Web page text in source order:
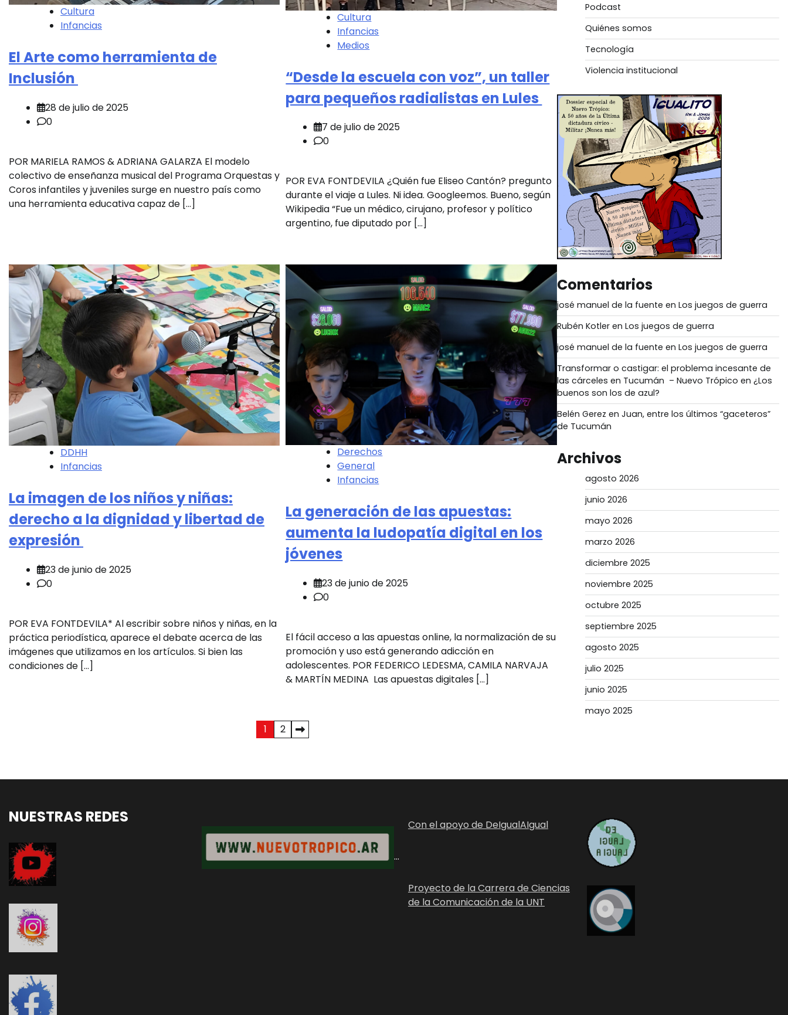
Cultura
Infancias
El Arte como herramienta de
Inclusión
28 de julio de 2025
0
POR MARIELA RAMOS & ADRIANA GALARZA El modelo
colectivo de enseñanza musical del Programa Orquestas y
Coros infantiles y juveniles surge en nuestro país como
una herramienta educativa capaz de […]
Cultura
Infancias
Medios
“Desde la escuela con voz”, un taller
para pequeños radialistas en Lules
7 de julio de 2025
0
POR EVA FONTDEVILA ¿Quién fue Eliseo Cantón? pregunto
durante el viaje a Lules. Ni idea. Googleemos. Bueno, según
Wikipedia “Fue un médico, cirujano, profesor y político
argentino, fue diputado por […]
DDHH
Infancias
La imagen de los niños y niñas:
derecho a la dignidad y libertad de
expresión
23 de junio de 2025
0
POR EVA FONTDEVILA* Al escribir sobre niños y niñas, en la
práctica periodística, aparece el debate acerca de las
imágenes que utilizamos en los artículos. Si bien las
condiciones de […]
Derechos
General
Infancias
La generación de las apuestas:
aumenta la ludopatía digital en los
jóvenes
23 de junio de 2025
0
El fácil acceso a las apuestas online, la normalización de su
promoción y uso está generando adicción en
adolescentes. POR FEDERICO LEDESMA, CAMILA NARVAJA
& MARTÍN MEDINA Las apuestas digitales […]
1 2
Podcast
Quiénes somos
Tecnología
Violencia institucional
Comentarios
josé manuel de la fuente en Los juegos de guerra
Rubén Kotleren Los juegos de guerra
josé manuel de la fuente en Los juegos de guerra
Transformar o castigar: el problema incesante de
las cárceles en Tucumán – Nuevo Trópico en ¿Los
buenos son los de azul?
Belén Gerez en Juan, entre los últimos “gaceteros”
de Tucumán
Archivos
agosto 2026
junio 2026
mayo 2026
marzo 2026
diciembre 2025
noviembre 2025
octubre 2025
septiembre 2025
agosto 2025
julio 2025
junio 2025
mayo 2025
NUESTRAS REDES Con el apoyo de DeIgualAIgual
...
Proyecto de la Carrera de Ciencias
de la Comunicación de la UNT